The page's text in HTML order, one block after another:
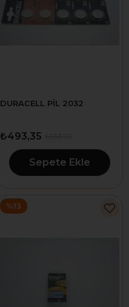
DURACELL PİL 2032
₺493,35
Sepete Ekle
%13